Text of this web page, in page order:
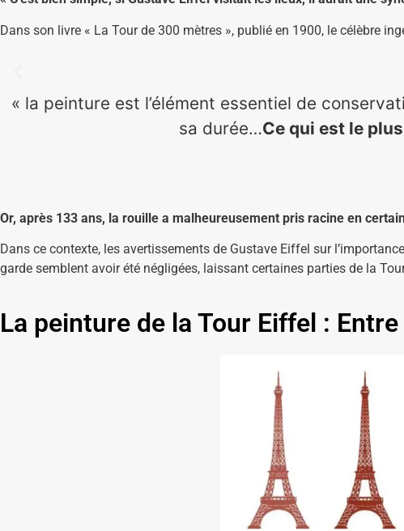
Dans son livre « La Tour de 300 mètres », publié en 1900, le célèbre
« la peinture est l’élément essentiel de
sa durée…Ce qui est le
Or, après 133 ans, la rouille a malheureusement pris racine en
Dans ce contexte, les avertissements de Gustave Eiffel sur
garde semblent avoir été négligées, laissant certaines parties de la
La peinture de la Tour Eiffel :